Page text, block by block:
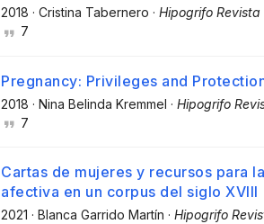
2018 · Cristina Tabernero · Hipogrifo
7
Pregnancy: Privileges and
2018 · Nina Belinda Kremmel · Hipogrifo
7
Cartas de mujeres y recursos para
afectiva en un corpus del siglo XVIII
2021 · Blanca Garrido Martín · Hipogrifo